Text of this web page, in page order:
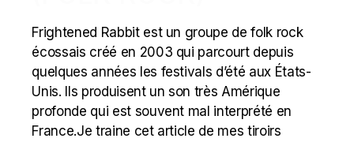
Frightened Rabbit est un groupe de folk rock
écossais créé en 2003 qui parcourt depuis
quelques années les festivals d’été aux États-
Unis. Ils produisent un son très Amérique
profonde qui est souvent mal interprété en
France.Je traine cet article de mes tiroirs